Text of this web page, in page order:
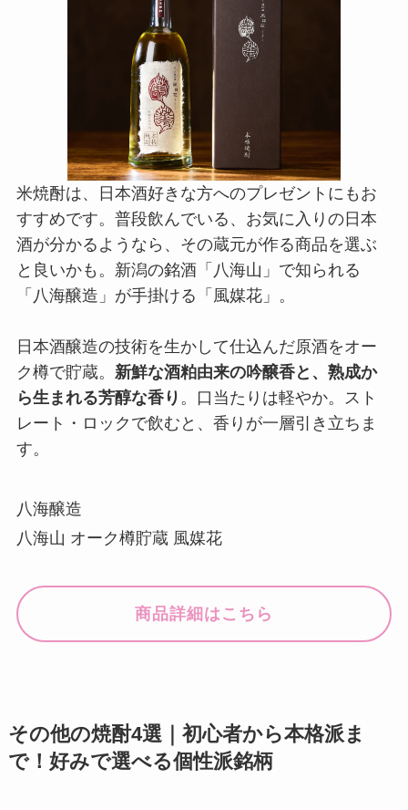
米焼酎は、日本酒好きな方へのプレゼントにもお
すすめです。普段飲んでいる、お気に入りの日本
酒が分かるようなら、その蔵元が作る商品を選ぶ
と良いかも。新潟の銘酒「八海山」で知られる
「八海醸造」が手掛ける「風媒花」。
日本酒醸造の技術を生かして仕込んだ原酒をオー
ク樽で貯蔵。 新鮮な酒粕由来の吟醸香と、熟成か
ら生まれる芳醇な香り 。口当たりは軽やか。スト
レート・ロックで飲むと、香りが一層引き立ちま
す。
八海醸造
八海山 オーク樽貯蔵 風媒花
商品詳細はこちら
その他の焼酎4選｜初心者から本格派ま
で！好みで選べる個性派銘柄